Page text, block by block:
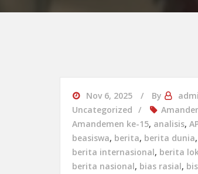
Nov 6, 2025 By
Uncategorized
Amandemen ke-15, analisis,
beasiswa, berita, berita dunia,
berita internasional, berita
berita nasional, bias rasial,